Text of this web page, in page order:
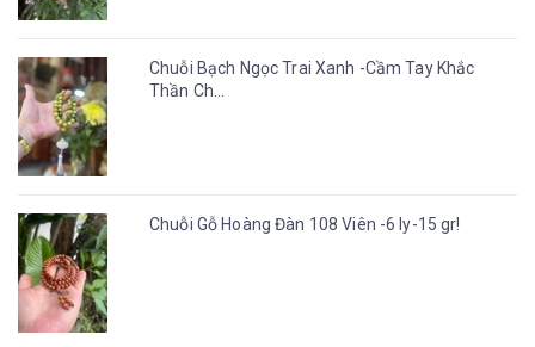
Chuỗi Bạch Ngọc Trai Xanh -Cầm Tay Khắc
Thần Ch...
Chuỗi Gỗ Hoàng Đàn 108 Viên -6 ly-15 gr!